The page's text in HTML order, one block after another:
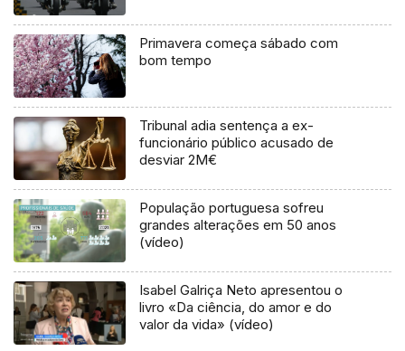
Primavera começa sábado com
bom tempo
Tribunal adia sentença a ex-
funcionário público acusado de
desviar 2M€
População portuguesa sofreu
grandes alterações em 50 anos
(vídeo)
Isabel Galriça Neto apresentou o
livro «Da ciência, do amor e do
valor da vida» (vídeo)